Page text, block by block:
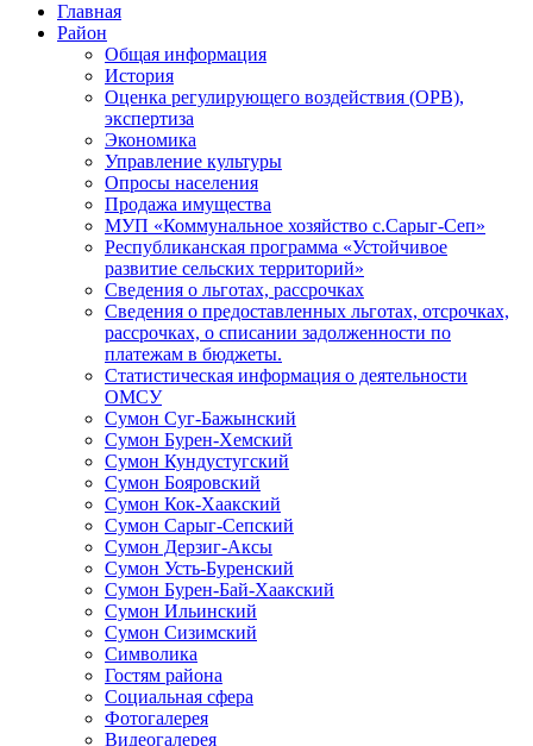
Главная
Район
Общая информация
История
Оценка регулирующего воздействия (ОРВ),
экспертиза
Экономика
Управление культуры
Опросы населения
Продажа имущества
МУП «Коммунальное хозяйство с.Сарыг-Сеп»
Республиканская программа «Устойчивое
развитие сельских территорий»
Сведения о льготах, рассрочках
Сведения о предоставленных льготах, отсрочках,
рассрочках, о списании задолженности по
платежам в бюджеты.
Статистическая информация о деятельности
ОМСУ
Сумон Суг-Бажынский
Сумон Бурен-Хемский
Сумон Кундустугский
Сумон Бояровский
Сумон Кок-Хаакский
Сумон Сарыг-Сепский
Сумон Дерзиг-Аксы
Сумон Усть-Буренский
Сумон Бурен-Бай-Хаакский
Сумон Ильинский
Сумон Сизимский
Символика
Гостям района
Социальная сфера
Фотогалерея
Видеогалерея